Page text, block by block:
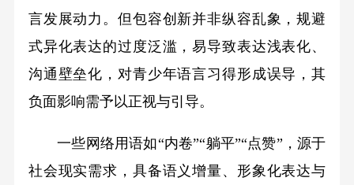
言发展动力。但包容创新并非纵容乱象，规避
式异化表达的过度泛滥，易导致表达浅表化、
沟通壁垒化，对青少年语言习得形成误导，其
负面影响需予以正视与引导。
一些网络用语如“内卷”“躺平”“点赞”，源于
社会现实需求，具备语义增量、形象化表达与